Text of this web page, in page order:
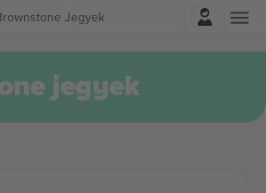
JegyekBelépés
jegyek